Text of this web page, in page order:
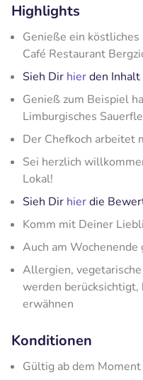
Highlights
Genieße ein
Café Restaurant
Sieh Dir hierden Inhalt
Genieß zum Beispiel
Limburgisches
Der Chefkoch arbeitet
Sei herzlich
Lokal!
Sieh Dir hierdie
Komm mit Deiner
Auch am Wochenende
Allergien,
werden
erwähnen
Konditionen
Gültig ab dem